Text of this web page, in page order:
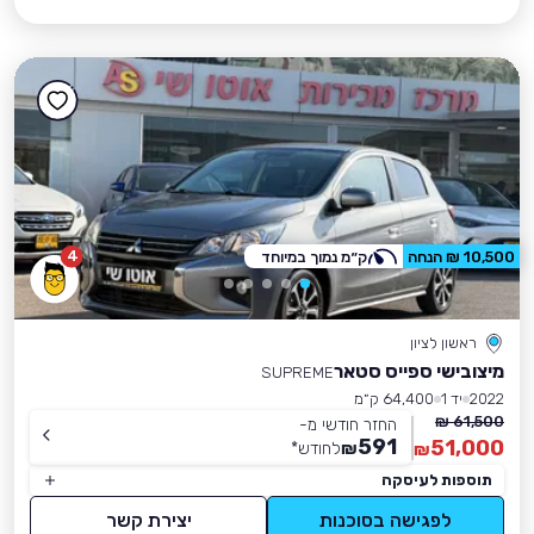
4
ראשון לציון
מיצובישי ספייס סטארSUPREME
2022 יד 1
64,400 ק״מ
61,500 ₪
51,000
₪
החזר חודשי מ-
591
₪לחודש*
תוספות לעיסקה
לפגישה בסוכנות יצירת קשר
10,500 ₪ הנחה ק״מ נמוך במיוחד